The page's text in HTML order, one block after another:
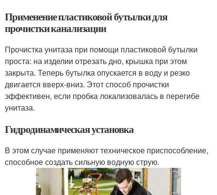
Применение пластиковой бутылки для
прочистки канализации
Прочистка унитаза при помощи пластиковой бутылки
проста: на изделии отрезать дно, крышка при этом
закрыта. Теперь бутылка опускается в воду и резко
двигается вверх-вниз. Этот способ прочистки
эффективен, если пробка локализовалась в перегибе
унитаза.
Гидродинамическая установка
В этом случае применяют техническое приспособление,
способное создать сильную водную струю.